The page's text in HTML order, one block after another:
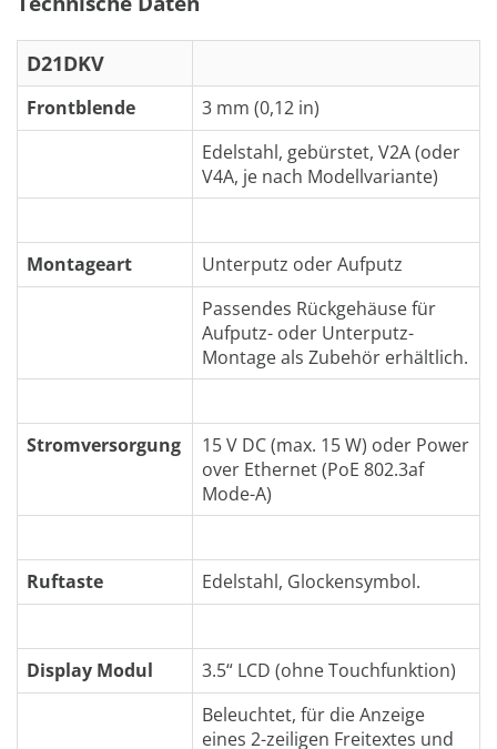
D21DKV
Frontblende
3 mm (0,12 in)
Edelstahl, gebürstet, V2A (oder
V4A, je nach Modellvariante)
Montageart
Unterputz oder Aufputz
Passendes Rückgehäuse für
Aufputz- oder Unterputz-
Montage als Zubehör erhältlich.
Stromversorgung
15 V DC (max. 15 W) oder Power
over Ethernet (PoE 802.3af
Mode-A)
Ruftaste Edelstahl, Glockensymbol.
Display Modul
3.5“ LCD (ohne Touchfunktion)
Beleuchtet, für die Anzeige
eines 2-zeiligen Freitextes und